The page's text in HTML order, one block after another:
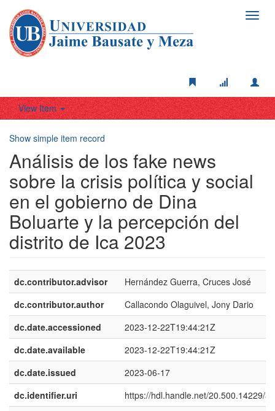
View Item
Show simple item record
Análisis de los fake news
sobre la crisis política y social
en el gobierno de Dina
Boluarte y la percepción del
distrito de Ica 2023
dc.contributor.advisor
Hernández Guerra, Cruces José
dc.contributor.author
Callacondo Olaguivel, Jony Dario
dc.date.accessioned
2023-12-22T19:44:21Z
dc.date.available
2023-12-22T19:44:21Z
dc.date.issued
2023-06-17
dc.identifier.uri
https://hdl.handle.net/20.500.14229/